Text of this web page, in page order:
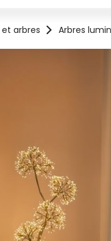
arbres Arbres